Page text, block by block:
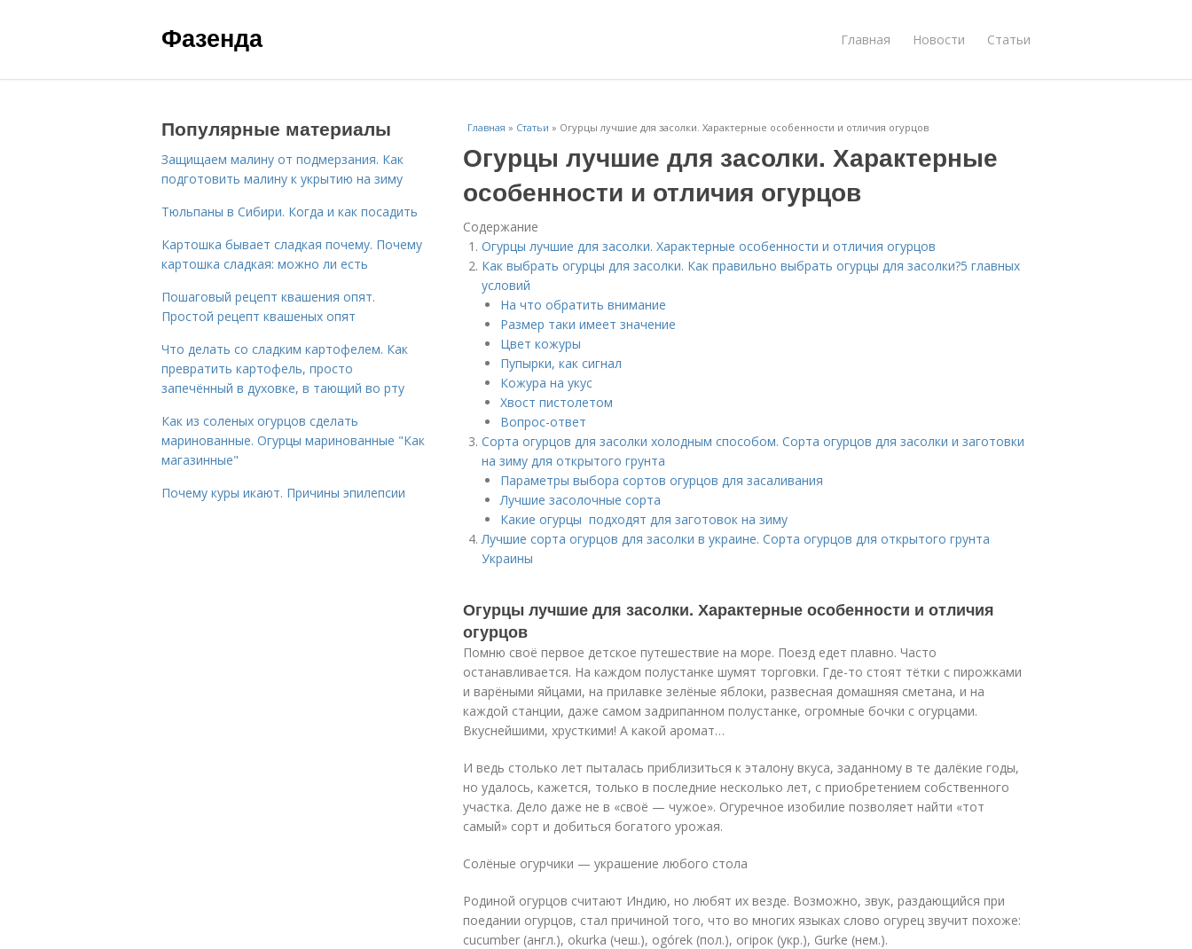
Фазенда Главная Новости Статьи
Главная » Статьи » Огурцы лучшие для засолки. Характерные особенности и отличия огурцов
Огурцы лучшие для засолки. Характерные
особенности и отличия огурцов
Содержание
Огурцы лучшие для засолки. Характерные особенности и отличия огурцов
Как выбрать огурцы для засолки. Как правильно выбрать огурцы для засолки?5 главных
условий
На что обратить внимание
Размер таки имеет значение
Цвет кожуры
Пупырки, как сигнал
Кожура на укус
Хвост пистолетом
Вопрос-ответ
Сорта огурцов для засолки холодным способом. Сорта огурцов для засолки и заготовки
на зиму для открытого грунта
Параметры выбора сортов огурцов для засаливания
Лучшие засолочные сорта
Какие огурцы подходят для заготовок на зиму
Лучшие сорта огурцов для засолки в украине. Сорта огурцов для открытого грунта
Украины
Огурцы лучшие для засолки. Характерные особенности и отличия
огурцов
Помню своё первое детское путешествие на море. Поезд едет плавно. Часто
останавливается. На каждом полустанке шумят торговки. Где-то стоят тётки с пирожками
и варёными яйцами, на прилавке зелёные яблоки, развесная домашняя сметана, и на
каждой станции, даже самом задрипанном полустанке, огромные бочки с огурцами.
Вкуснейшими, хрусткими! А какой аромат…
И ведь столько лет пыталась приблизиться к эталону вкуса, заданному в те далёкие годы,
но удалось, кажется, только в последние несколько лет, с приобретением собственного
участка. Дело даже не в «своё — чужое». Огуречное изобилие позволяет найти «тот
самый» сорт и добиться богатого урожая.
Солёные огурчики — украшение любого стола
Родиной огурцов считают Индию, но любят их везде. Возможно, звук, раздающийся при
поедании огурцов, стал причиной того, что во многих языках слово огурец звучит похоже:
cucumber (англ.), okurka (чеш.), ogórek (пол.), огірок (укр.), Gurke (нем.).
Популярные материалы
Защищаем малину от подмерзания. Как
подготовить малину к укрытию на зиму
Тюльпаны в Сибири. Когда и как посадить
Картошка бывает сладкая почему. Почему
картошка сладкая: можно ли есть
Пошаговый рецепт квашения опят.
Простой рецепт квашеных опят
Что делать со сладким картофелем. Как
превратить картофель, просто
запечённый в духовке, в тающий во рту
Как из соленых огурцов сделать
маринованные. Огурцы маринованные "Как
магазинные"
Почему куры икают. Причины эпилепсии